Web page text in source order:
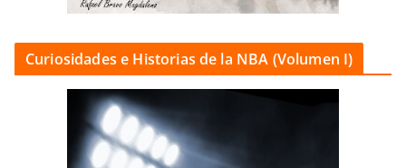
Curiosidades e Historias de la NBA (Volumen I)